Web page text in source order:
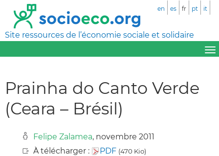
Site ressources de l’économie sociale et solidaire
en es fr pt it
Prainha do Canto Verde
(Ceara – Brésil)
Felipe Zalamea, novembre 2011
À télécharger :
PDF (470 Kio)